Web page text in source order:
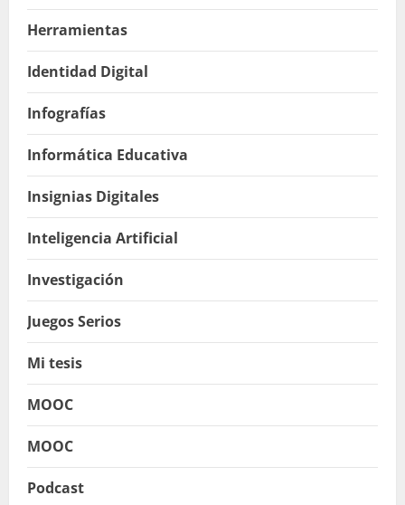
Herramientas
Identidad Digital
Infografías
Informática Educativa
Insignias Digitales
Inteligencia Artificial
Investigación
Juegos Serios
Mi tesis
MOOC
MOOC
Podcast